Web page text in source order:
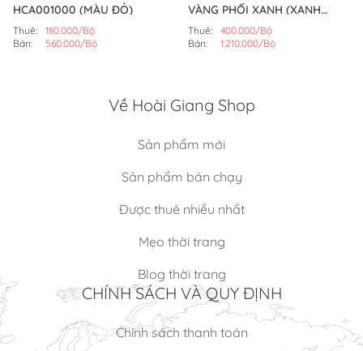
HCA001000 (MÀU ĐỎ)
Thuê:
180.000/Bộ
Bán:
560.000/Bộ
VÀNG PHỐI XANH (XANH
DƯƠNG)
Thuê:
400.000/Bộ
Bán:
1.210.000/Bộ
Về Hoài Giang Shop
Sản phẩm mới
Sản phẩm bán chạy
Được thuê nhiều nhất
Mẹo thời trang
Blog thời trang
CHÍNH SÁCH VÀ QUY ĐỊNH
Chính sách thanh toán